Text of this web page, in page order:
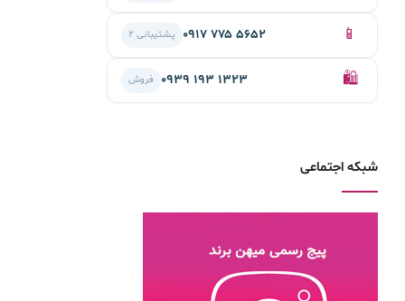
📱 ۰۹۱۷ ۷۷۵ ۵۶۵۲ پشتیبانی ۲
🛍️ ۰۹۳۹ ۱۹۳ ۱۳۲۳ فروش
شبکه اجتماعی